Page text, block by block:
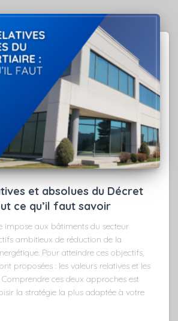
et absolues du Décret
ce qu’il faut savoir
impose aux bâtiments du secteur
ambitieux de réduction de la
Pour atteindre ces objectifs,
proposées : les valeurs relatives et les
Comprendre ces deux approches est
la stratégie la plus adaptée à votre